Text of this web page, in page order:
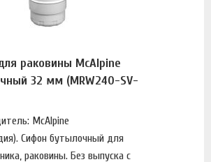
раковины McAlpine
32 мм (MRW240-SV-
McAlpine
Сифон бутылочный для
раковины. Без выпуска с